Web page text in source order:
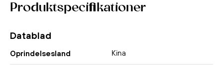
Produktspecifikationer
Datablad
Oprindelsesland Kina